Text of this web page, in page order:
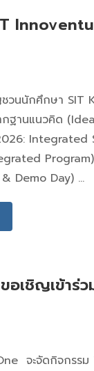
กษา SIT
ฐานแนวคิด
Integrated
Program)
Demo Day) …
ขอเชิญเข้าร่
จะจัดกิจกรร